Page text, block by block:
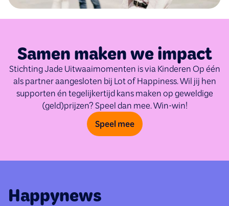
Samen maken we impact
Stichting Jade Uitwaaimomenten is via Kinderen Op één
als partner aangesloten bij Lot of Happiness. Wil jij hen
supporten én tegelijkertijd kans maken op geweldige
(geld)prijzen? Speel dan mee. Win-win!
Speel mee
Happynews